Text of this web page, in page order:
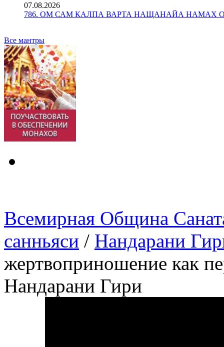
07.08.2026
786. ОМ САМ КАЛПА ВАРТА НАЩАНАЙА НАМАХ ОМ
Все мантры
Всемирная Община
санньяси / Нандарани
жертвоприношение как
Нандарани Гири